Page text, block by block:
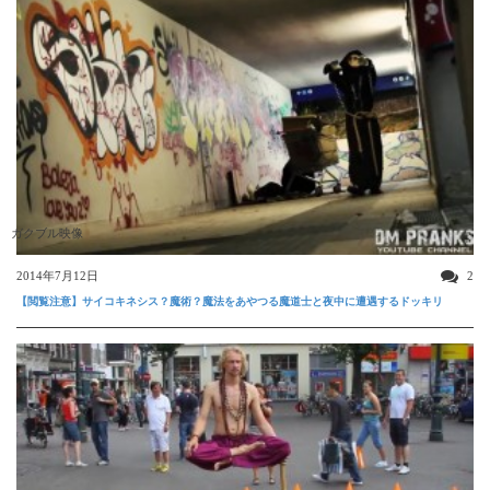
ガクブル映像
2014年7月12日 2
【閲覧注意】サイコキネシス？魔術？魔法をあやつる魔道士と夜中に遭遇するドッキリ